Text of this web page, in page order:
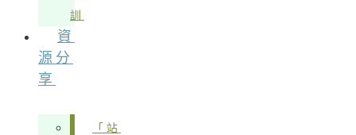
訓
資
源分
享
「站